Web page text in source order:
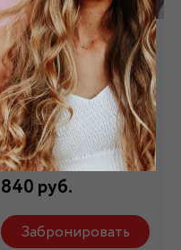
Шифон
искусственный
принтованный
Ш-167
Состав: 100% ПЭ
840 руб.
Забронировать